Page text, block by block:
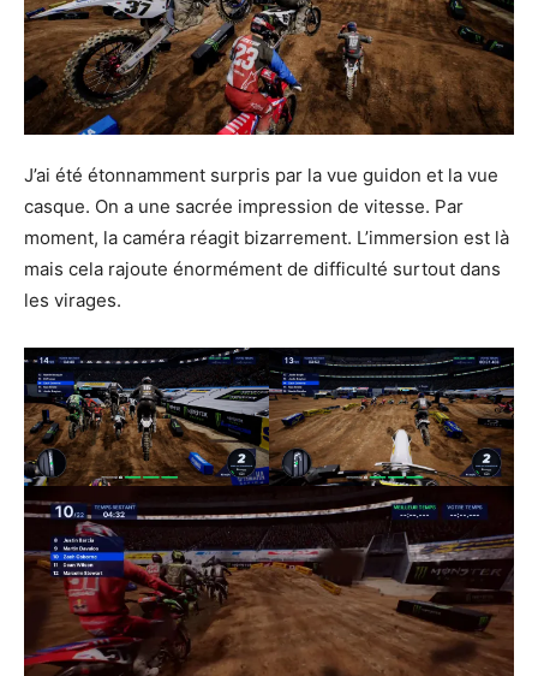
J’ai été étonnamment surpris par la vue guidon et la vue
casque. On a une sacrée impression de vitesse. Par
moment, la caméra réagit bizarrement. L’immersion est là
mais cela rajoute énormément de difficulté surtout dans
les virages.